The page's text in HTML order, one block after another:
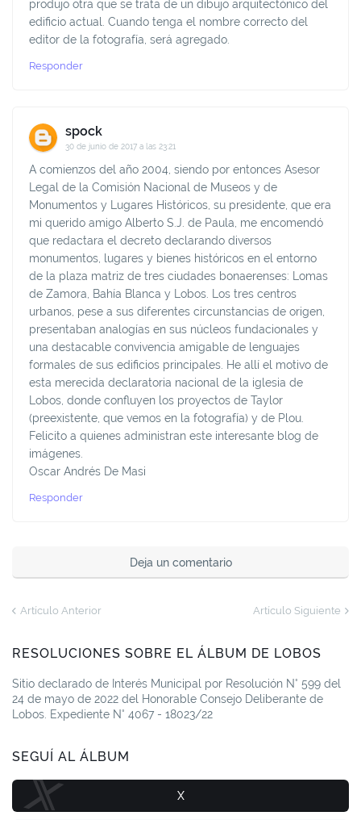
produjo otra que se trata de un dibujo arquitectónico del
edificio actual. Cuando tenga el nombre correcto del
editor de la fotografía, será agregado.
Responder
spock
30 de junio de 2017 a las 23:21
A comienzos del año 2004, siendo por entonces Asesor
Legal de la Comisión Nacional de Museos y de
Monumentos y Lugares Históricos, su presidente, que era
mi querido amigo Alberto S.J. de Paula, me encomendó
que redactara el decreto declarando diversos
monumentos, lugares y bienes históricos en el entorno
de la plaza matriz de tres ciudades bonaerenses: Lomas
de Zamora, Bahía Blanca y Lobos. Los tres centros
urbanos, pese a sus diferentes circunstancias de origen,
presentaban analogías en sus núcleos fundacionales y
una destacable convivencia amigable de lenguajes
formales de sus edificios principales. He allí el motivo de
esta merecida declaratoria nacional de la iglesia de
Lobos, donde confluyen los proyectos de Taylor
(preexistente, que vemos en la fotografía) y de Plou.
Felicito a quienes administran este interesante blog de
imágenes.
Oscar Andrés De Masi
Responder
Deja un comentario
Artículo Anterior Artículo Siguiente
RESOLUCIONES SOBRE EL ÁLBUM DE LOBOS
Sitio declarado de Interés Municipal por Resolución N° 599 del
24 de mayo de 2022 del Honorable Consejo Deliberante de
Lobos. Expediente N° 4067 - 18023/22
SEGUÍ AL ÁLBUM
X